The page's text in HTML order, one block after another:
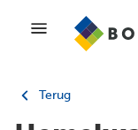
Terug